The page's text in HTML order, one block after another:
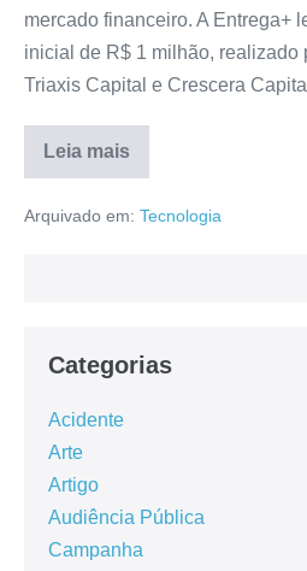
mercado financeiro. A Entrega+
inicial de R$ 1 milhão, realizado
Triaxis Capital e Crescera
Leia mais
Arquivado em: Tecnologia
Categorias
Acidente
Arte
Artigo
Audiência Pública
Campanha